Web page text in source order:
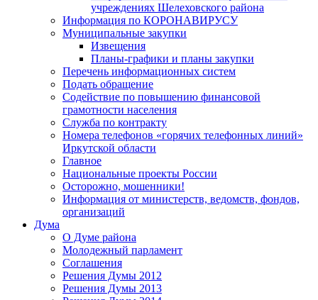
учреждениях Шелеховского района
Информация по КОРОНАВИРУСУ
Муниципальные закупки
Извещения
Планы-графики и планы закупки
Перечень информационных систем
Подать обращение
Содействие по повышению финансовой
грамотности населения
Служба по контракту
Номера телефонов «горячих телефонных линий»
Иркутской области
Главное
Национальные проекты России
Осторожно, мошенники!
Информация от министерств, ведомств, фондов,
организаций
Дума
О Думе района
Молодежный парламент
Соглашения
Решения Думы 2012
Решения Думы 2013